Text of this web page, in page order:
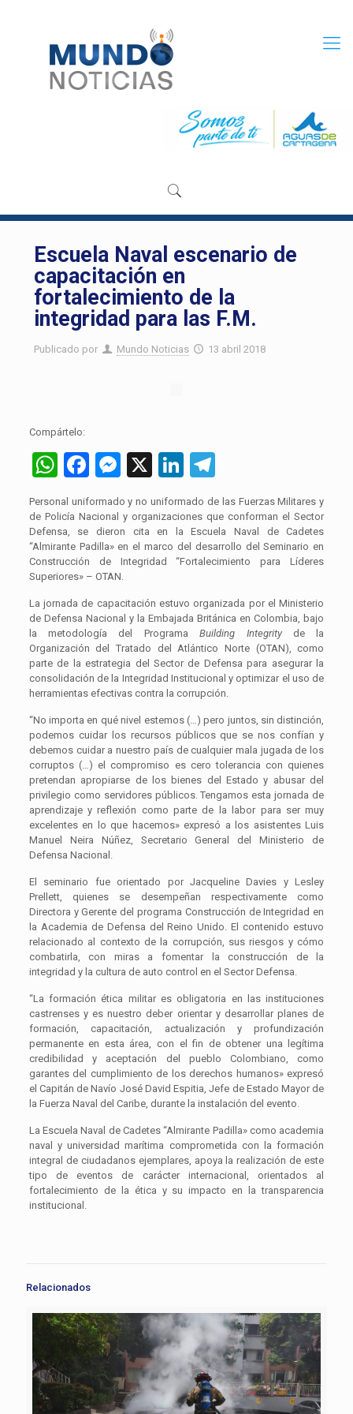
Escuela Naval escenario de
capacitación en
fortalecimiento de la
integridad para las F.M.
Publicado por Mundo Noticias 13 abril 2018
Compártelo:
WhatsApp
Facebook
Messenger
X LinkedIn
Personal uniformado y no uniformado de las Fuerzas Militares y
de Policía Nacional y organizaciones que conforman el Sector
Defensa, se dieron cita en la Escuela Naval de Cadetes
“Almirante Padilla» en el marco del desarrollo del Seminario en
Construcción de Integridad “Fortalecimiento para Líderes
Superiores» – OTAN.
La jornada de capacitación estuvo organizada por el Ministerio
de Defensa Nacional y la Embajada Británica en Colombia, bajo
la metodología del ProgramaBuilding Integrityde la
Organización del Tratado del Atlántico Norte (OTAN), como
parte de la estrategia del Sector de Defensa para asegurar la
consolidación de la Integridad Institucional y optimizar el uso de
herramientas efectivas contra la corrupción.
“No importa en qué nivel estemos (…) pero juntos, sin distinción,
podemos cuidar los recursos públicos que se nos confían y
debemos cuidar a nuestro país de cualquier mala jugada de los
corruptos (…) el compromiso es cero tolerancia con quienes
pretendan apropiarse de los bienes del Estado y abusar del
privilegio como servidores públicos. Tengamos esta jornada de
aprendizaje y reflexión como parte de la labor para ser muy
excelentes en lo que hacemos» expresó a los asistentes Luis
Manuel Neira Núñez, Secretario General del Ministerio de
Defensa Nacional.
El seminario fue orientado por Jacqueline Davies y Lesley
Prellett, quienes se desempeñan respectivamente como
Directora y Gerente del programa Construcción de Integridad en
la Academia de Defensa del Reino Unido. El contenido estuvo
relacionado al contexto de la corrupción, sus riesgos y cómo
combatirla, con miras a fomentar la construcción de la
integridad y la cultura de auto control en el Sector Defensa.
“La formación ética militar es obligatoria en las instituciones
castrenses y es nuestro deber orientar y desarrollar planes de
formación, capacitación, actualización y profundización
permanente en esta área, con el fin de obtener una legítima
credibilidad y aceptación del pueblo Colombiano, como
garantes del cumplimiento de los derechos humanos» expresó
el Capitán de Navío José David Espitia, Jefe de Estado Mayor de
la Fuerza Naval del Caribe, durante la instalación del evento.
La Escuela Naval de Cadetes “Almirante Padilla» como academia
naval y universidad marítima comprometida con la formación
integral de ciudadanos ejemplares, apoya la realización de este
tipo de eventos de carácter internacional, orientados al
fortalecimiento de la ética y su impacto en la transparencia
institucional.
Relacionados